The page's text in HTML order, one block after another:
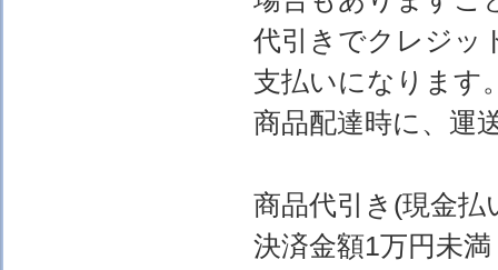
代引きでクレジッ
支払いになります
商品配達時に、運
商品代引き(現金
決済金額1万